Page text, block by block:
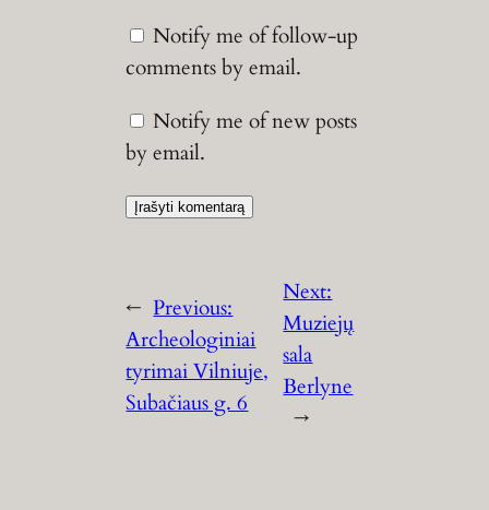
Notify me of follow-up
comments by email.
Notify me of new posts
by email.
← Previous:
Archeologiniai
tyrimai Vilniuje,
Subačiaus g. 6
Next:
Muziejų
sala
Berlyne
→